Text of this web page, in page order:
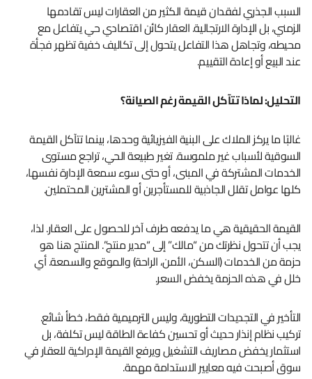
السبب الجذري لفقدان قيمة الكثير من العقارات ليس تقادمها
الزمني، بل الإدارة الارتجالية. العقار كائن اقتصادي حي يتفاعل مع
محيطه، وتجاهل هذا التفاعل يتحول إلى تكاليف خفية تظهر فجأة
عند البيع أو إعادة التقييم.
التحليل: لماذا تتآكل القيمة رغم الصيانة؟
غالبًا ما يركز الملاك على البنية الفيزيائية وحدها، بينما تتآكل القيمة
السوقية لأسباب غير ملموسة. تغير طبيعة الحي، تراجع مستوى
الخدمات المشتركة في المبنى، أو حتى سوء سمعة الإدارة نفسها،
كلها عوامل تقلل الجاذبية للمستأجرين أو المشترين المحتملين.
القيمة الحقيقية هي ما يدفعه طرف آخر للحصول على العقار. لذا،
يجب أن تتحول نظرتك من “مالك” إلى “مدير منتج”. المنتج هنا هو
حزمة من الخدمات (السكن، الأمن، الراحة) والموقع والسمعة. أي
خلل في هذه الحزمة يخفض السعر.
التأخير في التجديدات التطورية، وليس الترميمية فقط، خطأ شائع.
تركيب نظام إنذار حديث أو تحسين كفاءة الطاقة ليس تكلفة، بل
استثمار يخفض مصاريف التشغيل ويرفع القيمة الإدراكية للعقار في
سوق أصبحت فيه معايير الاستدامة مهمة.